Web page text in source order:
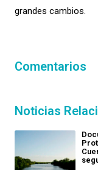
grandes cambios.
Comentarios
Noticias